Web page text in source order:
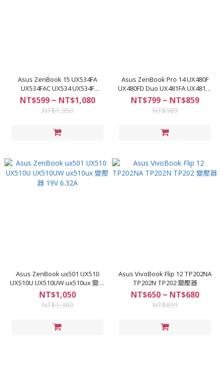
Asus ZenBook 15 UX534FA
UX534FAC UX534 UX534F
UX530UX 高品質變壓器
NT$599 ~ NT$1,080
NT$1,350
Asus ZenBook Pro 14 UX480F
UX480FD Duo UX481FA UX481FL
變壓器
NT$799 ~ NT$859
NT$989
Asus ZenBook ux501 UX510
UX510U UX510UW ux510ux 變壓
器 19V 6.32A
NT$1,050
NT$1,380
Asus VivoBook Flip 12 TP202NA
TP202N TP202 變壓器
NT$650 ~ NT$680
NT$899